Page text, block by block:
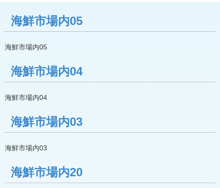
海鮮市場内05
海鮮市場内05
海鮮市場内04
海鮮市場内04
海鮮市場内03
海鮮市場内03
海鮮市場内20